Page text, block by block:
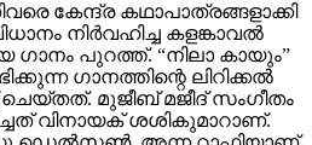
കേന്ദ്ര കഥാപാത്രങ്ങളാക്കി
നിർവഹിച്ച കളങ്കാവൽ
ഗാനം പുറത്ത്. “നിലാ കായും”
ഗാനത്തിന്റെ ലിറിക്കൽ
മുജീബ് മജീദ് സംഗീതം
വിനായക് ശശികുമാറാണ്.